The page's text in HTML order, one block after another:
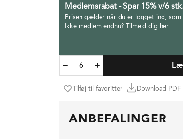
Medlemsrabat - Spar 15% v/6 stk.
Prisen gælder når du er logget ind, som
Ikke medlem endnu? Tilmeld dig her
Tilføj til favoritter Download PDF
ANBEFALINGER